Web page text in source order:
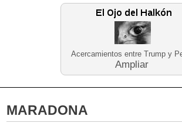
Acercamientos entre Trump y
Ampliar
Educación Neira
MARADONA